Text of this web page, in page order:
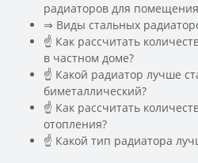
радиаторов для
️⇒ Виды стальных
☝ Как рассчитать
в частном доме?
☝ Какой радиатор лучше
биметаллический?
☝ Как рассчитать
отопления?
☝ Какой тип радиатора